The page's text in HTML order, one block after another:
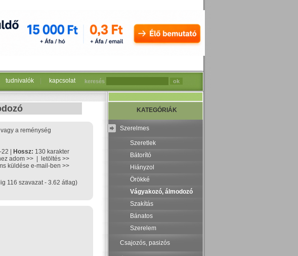
tudnivalók kapcsolat keresés
a reménység
| Hossz: 130 karakter
adom >>
letöltés >>
küldése e-mail-ben >>
116 szavazat - 3.62 átlag)
KATEGÓRIÁK
Szerelmes
Szeretlek
Bátorító
Hiányzol
Örökké
Vágyakozó, álmodozó
Szakítás
Bánatos
Szerelem
Csajozós, pasizós